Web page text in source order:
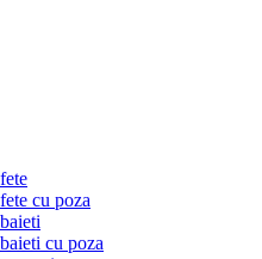
cu poza
cu poza